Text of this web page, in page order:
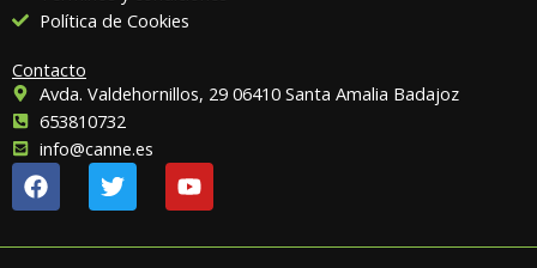
Política de Cookies
Contacto
Avda. Valdehornillos, 29 06410 Santa Amalia Badajoz
653810732
info@canne.es
F
a
c
e
T
w
i
t
Y
o
u
t